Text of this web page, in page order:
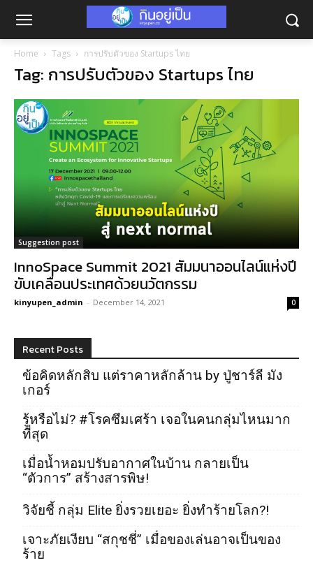
Home Tags การปรับตัวของ Startups ไทย
Tag: การปรับตัวของ Startups ไทย
Suggestion post
InnoSpace Summit 2021 สัมมนาออนไลน์แห่งปี
ขับเคลื่อนประเทศด้วยนวัตกรรม
kinyupen_admin - December 14, 2021 0
Recent Posts
ข้อคิดหลักสิบ แต่ราคาหลักล้าน by ปู่ชาร์ลี มัง
เกอร์
รู้หรือไม่? #โรคซึมเศร้า เจอในคนกลุ่มไหนมาก
ที่สุด
เมื่อน้ำหอมปรับอากาศในบ้าน กลายเป็น
“ตัวการ” สร้างสารพิษ!
วิจัยชี้ กลุ่ม Elite ยิ่งรวยเยอะ ยิ่งทำร้ายโลก?!
เจาะภัยเงียบ “สกุชชี่” เมื่อของเล่นอาจเป็นของ
ร้าย